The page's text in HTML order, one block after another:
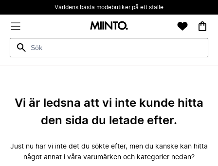
Världens bästa modebutiker på ett ställe
Vi är ledsna att vi inte kunde hitta
den sida du letade efter.
Just nu har vi inte det du sökte efter, men du kanske kan hitta
något annat i våra varumärken och kategorier nedan?